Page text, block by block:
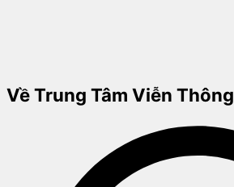
Về Trung Tâm Viễn Thông